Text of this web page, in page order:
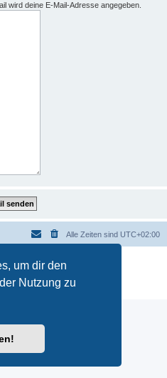
um dir den
Nutzung zu
wird deine E-Mail-Adresse angegeben.
Alle Zeiten sind UTC+02:00
Software © phpBB Limited
durch
| TERMS_LINK